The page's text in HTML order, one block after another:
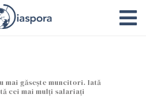
mai găsește muncitori. Iată
cei mai mulți salariați